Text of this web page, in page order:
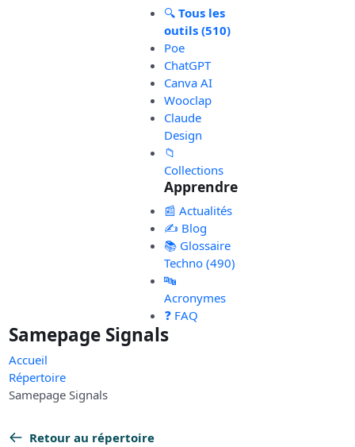
🔍 Tous les
outils (510)
Poe
ChatGPT
Canva AI
Wooclap
Claude
Design
📁
Collections
Apprendre
📰 Actualités
✍️ Blog
📚 Glossaire
Techno (490)
🔤
Acronymes
❓ FAQ
Samepage Signals
Accueil
Répertoire
Samepage Signals
Retour au répertoire